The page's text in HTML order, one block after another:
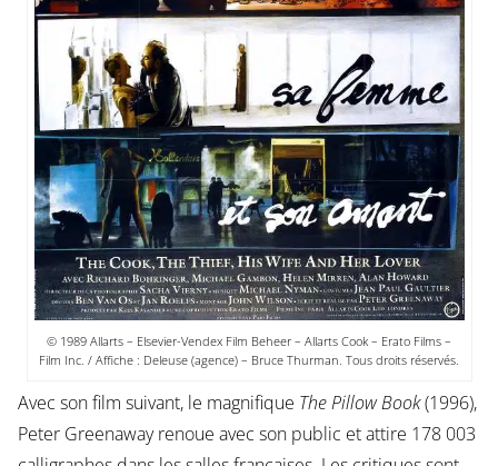
© 1989 Allarts – Elsevier-Vendex Film Beheer – Allarts Cook – Erato Films –
Film Inc. / Affiche : Deleuse (agence) – Bruce Thurman. Tous droits réservés.
Avec son film suivant, le magnifique The Pillow Book(1996),
Peter Greenaway renoue avec son public et attire 178 003